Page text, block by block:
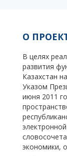
О
В целях
развития
Казахстан
Указом
июня 2011
экономики,